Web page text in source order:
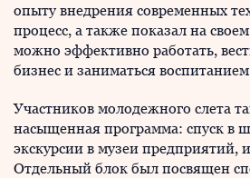
опыту внедрения современных
процесс, а также показал на
можно эффективно работать,
бизнес и заниматься
Участников молодежного слета
насыщенная программа: спуск в
экскурсии в музеи предприятий,
Отдельный блок был посвящен